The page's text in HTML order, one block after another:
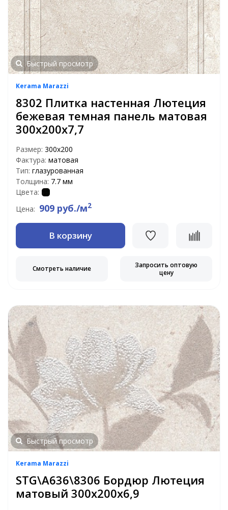
Быстрый просмотр
Kerama Marazzi
8302 Плитка настенная Лютеция
бежевая темная панель матовая
300х200х7,7
Размер: 300х200
Фактура: матовая
Тип: глазурованная
Толщина: 7.7 мм
Цвета:
Цена: 909 руб./м2
В корзину
Смотреть наличие
Запросить оптовую
цену
Быстрый просмотр
Kerama Marazzi
STG\A636\8306 Бордюр Лютеция
матовый 300х200х6,9